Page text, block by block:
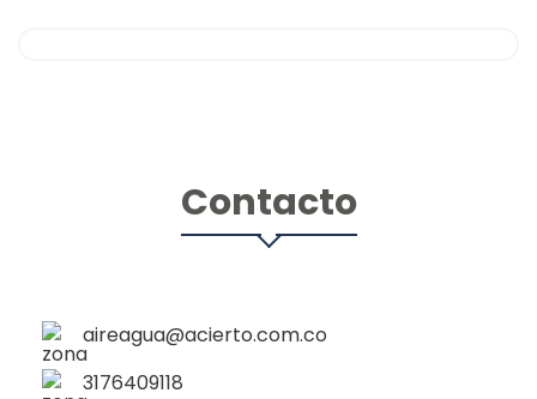
Contacto
aireagua@acierto.com.co
3176409118